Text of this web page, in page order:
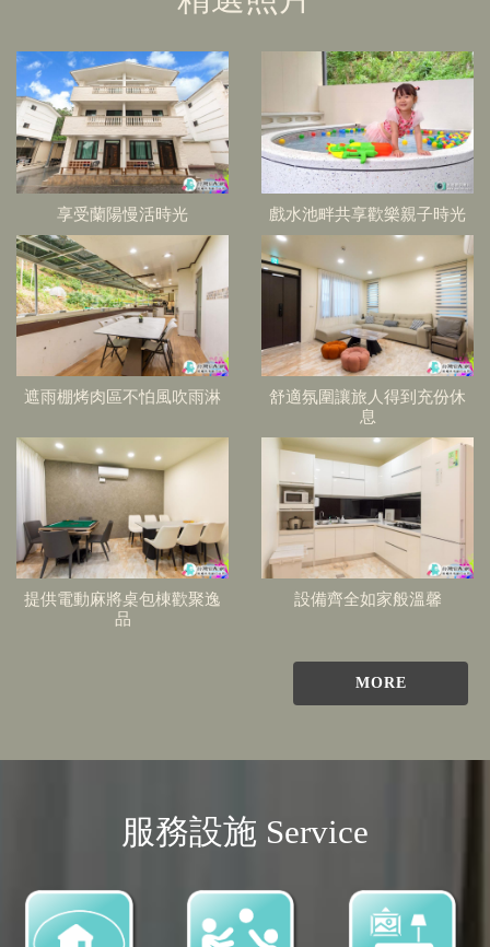
享受蘭陽慢活時光 戲水池畔共享歡樂親子時光
遮雨棚烤肉區不怕風吹雨淋
舒適氛圍讓旅人得到充份休
息
提供電動麻將桌包棟歡聚逸
品
設備齊全如家般溫馨
MORE
服務設施 Service